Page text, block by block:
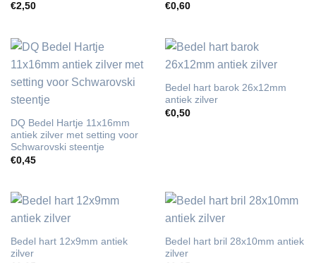
€2,50
€0,60
DQ Bedel Hartje 11x16mm
antiek zilver met setting voor
Schwarovski steentje
€0,45
Bedel hart barok 26x12mm
antiek zilver
€0,50
Bedel hart 12x9mm antiek
zilver
Bedel hart bril 28x10mm antiek
zilver